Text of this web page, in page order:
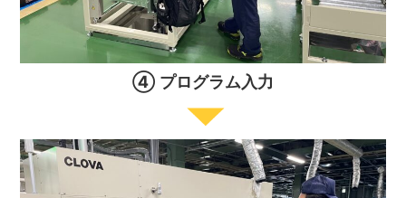
④ プログラム入力